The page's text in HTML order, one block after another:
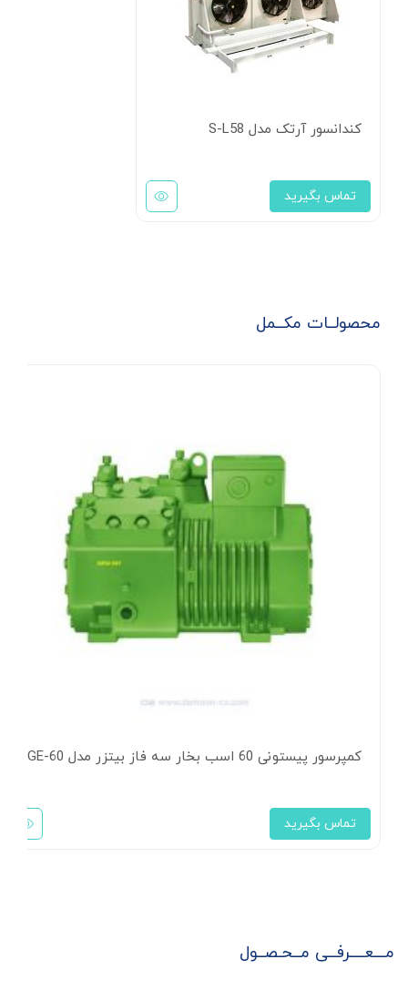
کندانسور آرتک مدل S-L58
تماس بگیرید
محصولــات مکــمل
کمپرسور پیستونی 60 اسب بخار سه فاز بیتزر مدل 8GE-60
تماس بگیرید
مـــعــــرفــی مــحـصــول